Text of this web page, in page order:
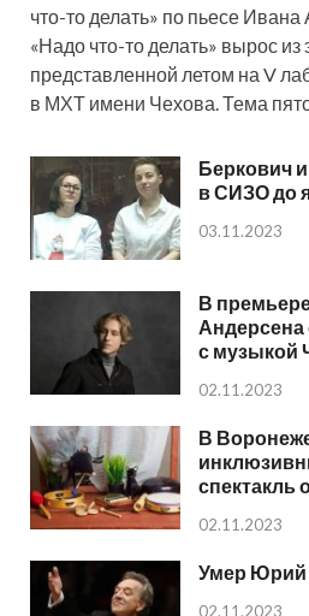
что-то делать» по пьесе
«Надо что-то делать» вырос из
представленной летом на V
в МХТ имени Чехова. Тема
Беркович
в СИЗО до
03.11.2023
В
Андерсена
с музыкой
02.11.2023
В
спектакль
02.11.2023
Умер Юрий
02.11.2023